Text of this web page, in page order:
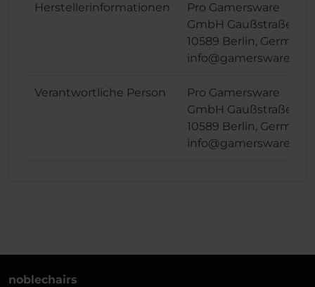
Herstellerinformationen
Pro Gamersware
GmbH Gaußstraße 1,
10589 Berlin, Germany
Verantwortliche Person
Pro Gamersware
GmbH Gaußstraße 1,
10589 Berlin, Germany
noblechairs